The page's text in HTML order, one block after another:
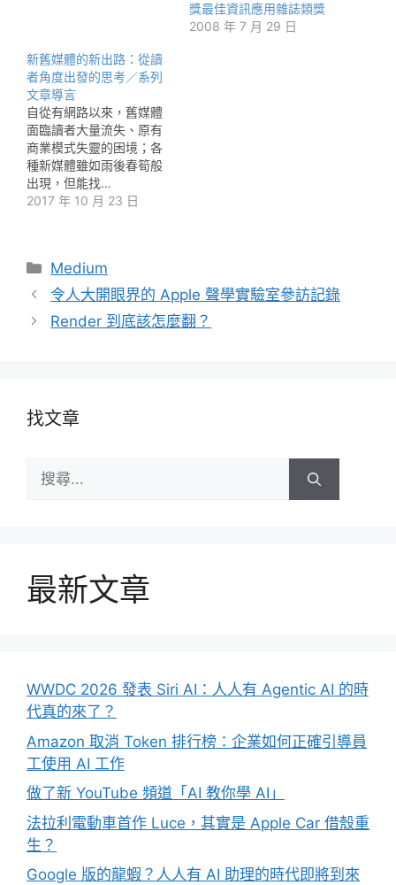
獎最佳資訊應用雜誌類獎
2008 年 7 月 29 日
新舊媒體的新出路：從讀
者角度出發的思考／系列
文章導言
自從有網路以來，舊媒體
面臨讀者大量流失、原有
商業模式失靈的困境；各
種新媒體雖如雨後春筍般
出現，但能找…
2017 年 10 月 23 日
分
類
Medium
令人大開眼界的 Apple 聲學實驗室參訪記錄
Render 到底該怎麼翻？
找文章
尋:
最新文章
WWDC 2026 發表 Siri AI：人人有 Agentic AI 的時
代真的來了？
Amazon 取消 Token 排行榜：企業如何正確引導員
工使用 AI 工作
做了新 YouTube 頻道「AI 教你學 AI」
法拉利電動車首作 Luce，其實是 Apple Car 借殼重
生？
Google 版的龍蝦？人人有 AI 助理的時代即將到來